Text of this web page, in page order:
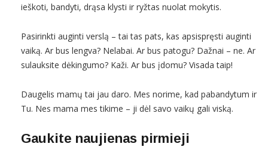
ieškoti, bandyti, drąsa klysti ir ryžtas nuolat mokytis.
Pasirinkti auginti verslą – tai tas pats, kas apsispręsti auginti
vaiką. Ar bus lengva? Nelabai. Ar bus patogu? Dažnai – ne. Ar
sulauksite dėkingumo? Kaži. Ar bus įdomu? Visada taip!
Daugelis mamų tai jau daro. Mes norime, kad pabandytum ir
Tu. Nes mama mes tikime – ji dėl savo vaikų gali viską.
Gaukite naujienas pirmieji